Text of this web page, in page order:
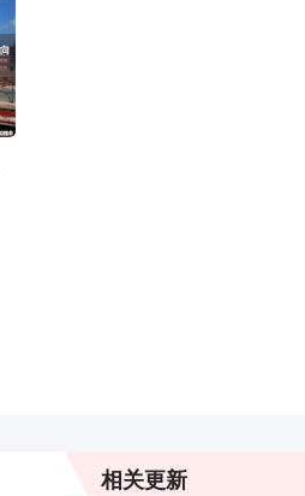
相关更新